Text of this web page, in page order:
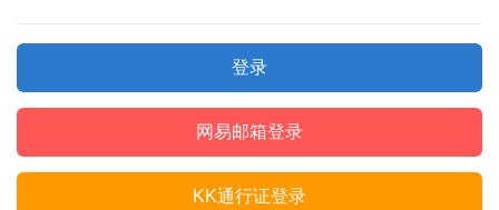
登录
网易邮箱登录
KK通行证登录